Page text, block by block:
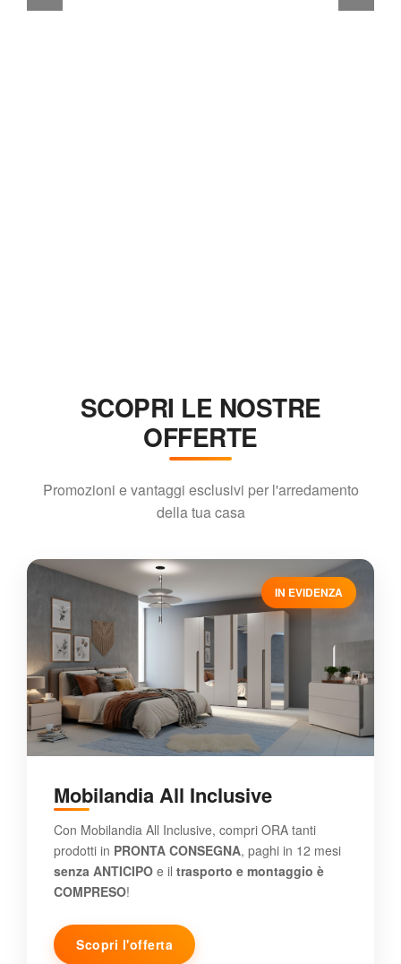
SCOPRI LE NOSTRE
OFFERTE
Promozioni e vantaggi esclusivi per l'arredamento
della tua casa
IN EVIDENZA
Mobilandia All Inclusive
Con Mobilandia All Inclusive, compri ORA tanti
prodotti in PRONTA CONSEGNA, paghi in 12 mesi
senza ANTICIPO e il trasporto e montaggio è
COMPRESO!
Scopri l'offerta